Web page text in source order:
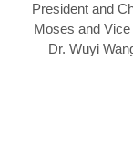
President and
Moses and
Dr. Wuyi